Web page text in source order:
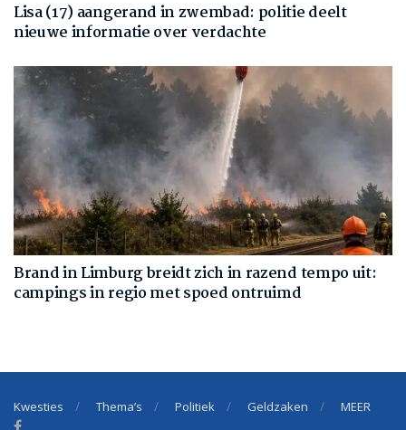
Lisa (17) aangerand in zwembad: politie deelt
nieuwe informatie over verdachte
Brand in Limburg breidt zich in razend tempo uit:
campings in regio met spoed ontruimd
Kwesties Thema’s Politiek Geldzaken MEER